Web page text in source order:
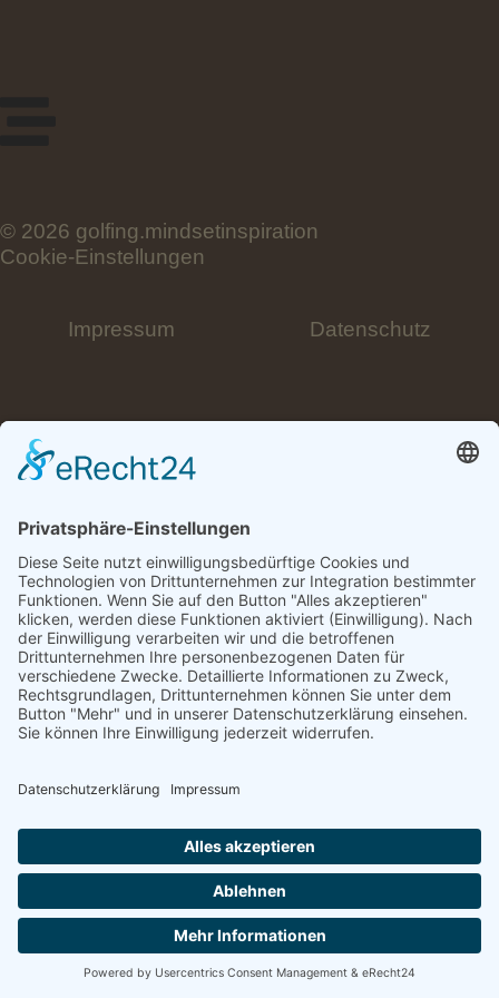
© 2026 golfing.mindsetinspiration
Cookie-Einstellungen
Impressum Datenschutz